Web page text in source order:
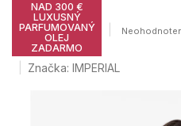
NAD 300 €
LUXUSNÝ
PARFUMOVANÝ
OLEJ
ZADARMO
Priemerné
Značka:IMPERIAL